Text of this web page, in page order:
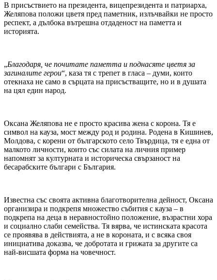
В присъствието на президента, вицепрезидента и патриарха,
Желяпова положи цветя пред паметник, излъчвайки не просто
респект, а дълбока вътрешна отдаденост на паметта и
историята.
„Благодаря, че почитате паметта и поднасяте цветя за
загиналите герои“, каза тя с трепет в гласа – думи, които
отекнаха не само в сърцата на присъстващите, но и в душата
на цял един народ.
Оксана Желяпова не е просто красива жена с корона. Тя е
символ на кауза, мост между род и родина. Родена в Кишинев,
Молдова, с корени от българското село Твърдица, тя е една от
малкото личности, които със силата на личния пример
напомнят за културната и историческа свързаност на
бесарабските българи с България.
Известна със своята активна благотворителна дейност, Оксана
организира и подкрепя множество събития с кауза – в
подкрепа на деца в неравностойно положение, възрастни хора
и социално слаби семейства. Тя вярва, че истинската красота
се проявява в действията, а не в короната, и с всяка своя
инициатива доказва, че добротата и грижата за другите са
най-висшата форма на човечност.